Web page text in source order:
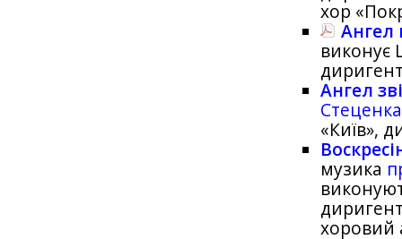
хор
Ангел
виконує
Ангел
Стеценка
«Київ»,
музика
хоровий